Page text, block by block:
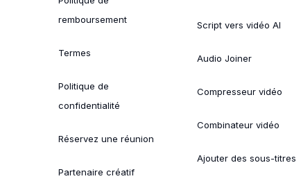
remboursement
Termes
Politique de
confidentialité
Réservez une réunion
Partenaire créatif
Script vers vidéo AI
Audio Joiner
Compresseur vidéo
Combinateur vidéo
Ajouter des sous-titres